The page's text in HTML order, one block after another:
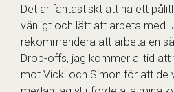
Det är fantastiskt att ha ett
vänligt och lätt att arbeta med.
rekommendera att arbeta en
Drop-offs, jag kommer alltid
mot Vicki och Simon för att de